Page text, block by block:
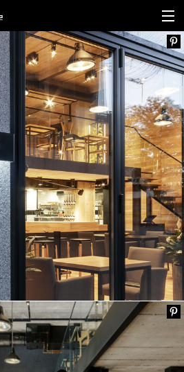
інтер’єри
продукти
медіа
про мене
контакти
eng ukr